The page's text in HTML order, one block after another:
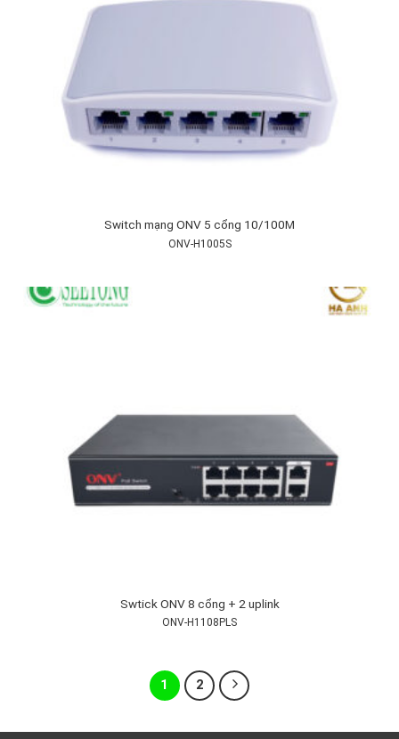
Switch mạng ONV 5 cổng 10/100M
ONV-H1005S
Swtick ONV 8 cổng + 2 uplink
ONV-H1108PLS
1 2